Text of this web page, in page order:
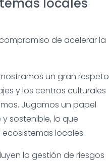
locales
de acelerar la
un gran respeto
y los centros culturales
Jugamos un papel
sostenible, lo que
locales.
la gestión de riesgos